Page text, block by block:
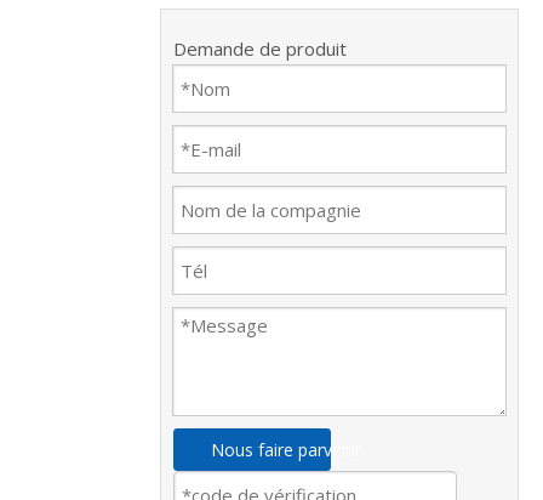
Demande de produit
Nous faire parvenir